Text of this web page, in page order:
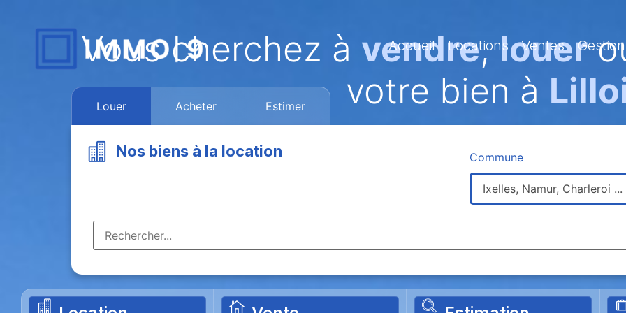
Accueil Locations Ventes
Vous cherchez à vendre,louer
votre bien à
Louer Acheter Estimer
Nos biens à la location Commune